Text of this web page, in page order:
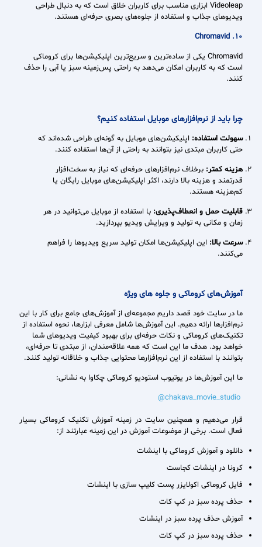
Videoleap ابزاری مناسب برای کاربران خلاق است که به دنبال طراحی
ویدیوهای جذاب و استفاده از جلوه‌های بصری حرفه‌ای هستند.
10. Chromavid
Chromavid یکی از ساده‌ترین و سریع‌ترین اپلیکیشن‌ها برای کروماکی
است که به کاربران امکان می‌دهد به راحتی پس‌زمینه سبز یا آبی را حذف
کنند.
چرا باید از نرم‌افزارهای موبایل استفاده کنیم؟
سهولت استفاده: اپلیکیشن‌های موبایل به گونه‌ای طراحی شده‌اند که
حتی کاربران مبتدی نیز بتوانند به راحتی از آن‌ها استفاده کنند.
هزینه کمتر: برخلاف نرم‌افزارهای حرفه‌ای که نیاز به سخت‌افزار
قدرتمند و هزینه بالا دارند، اکثر اپلیکیشن‌های موبایل رایگان یا
کم‌هزینه هستند.
قابلیت حمل و انعطاف‌پذیری: با استفاده از موبایل می‌توانید در هر
زمان و مکانی به تولید و ویرایش ویدیو بپردازید.
سرعت بالا: این اپلیکیشن‌ها امکان تولید سریع ویدیوها را فراهم
می‌کنند.
آموزش‌های کروماکی و جلوه های ویژه
ما در سایت خود قصد داریم مجموعه‌ای از آموزش‌های جامع برای کار با این
نرم‌افزارها ارائه دهیم. این آموزش‌ها شامل معرفی ابزارها، نحوه استفاده از
تکنیک‌های کروماکی و نکات حرفه‌ای برای بهبود کیفیت ویدیوهای شما
خواهد بود. هدف ما این است که همه علاقه‌مندان، از مبتدی تا حرفه‌ای،
بتوانند با استفاده از این نرم‌افزارها محتوایی جذاب و خلاقانه تولید کنند.
ما این آموزش‌ها در یوتیوب استودیو کروماکی چکاوا به نشانی:
chakava_movie_studio@
قرار می‌دهیم و همچنین سایت در زمینه آموزش تکنیک کروماکی بسیار
فعال است. برخی از موضوعات آموزش در این زمینه عبارتند از:
دانلود و آموزش کروماکی با اینشات
کرونا در اینشات کجاست
فایل کروماکی اکولایزر پست کلیپ سازی با اینشات
حذف پرده سبز در کپ کات
آموزش حذف پرده سبز در اینشات
حذف پرده سبز در کپ کات